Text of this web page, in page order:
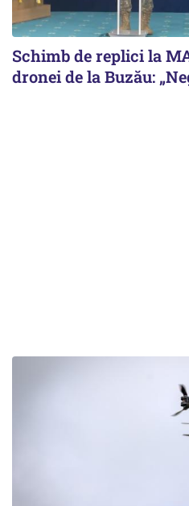
Schimb de replici la
dronei de la Buzău: